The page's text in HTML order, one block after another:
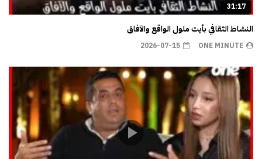
31:17
النشاط الثقافي بأيت ملول الواقع والآفاق
ONE MINUTE
2026-07-15